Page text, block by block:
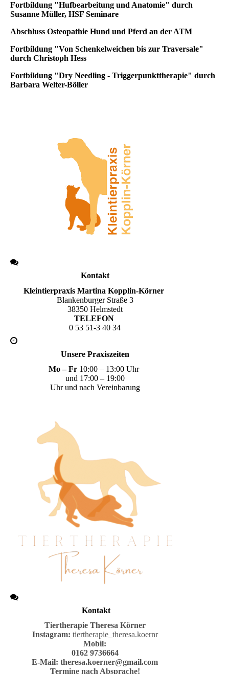
Fortbildung "Hufbearbeitung und Anatomie" durch
Susanne Müller, HSF Seminare
Abschluss Osteopathie Hund und Pferd an der ATM
Fortbildung "Von Schenkelweichen bis zur Traversale"
durch Christoph Hess
Fortbildung "Dry Needling - Triggerpunkttherapie" durch
Barbara Welter-Böller
Kontakt
Kleintierpraxis Martina Kopplin-Körner
Blankenburger Straße 3
38350 Helmstedt
TELEFON
0 53 51-3 40 34
Unsere Praxiszeiten
Mo – Fr 10:00 – 13:00 Uhr
und 17:00 – 19:00
Uhr und nach Vereinbarung
Kontakt
Tiertherapie Theresa Körner
Instagram: tiertherapie_theresa.koernr
Mobil:
0162 9736664
E-Mail: theresa.koerner@gmail.com
Termine nach Absprache!